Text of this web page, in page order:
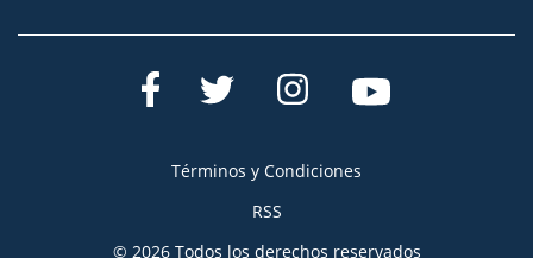
Términos y Condiciones
RSS
© 2026 Todos los derechos reservados